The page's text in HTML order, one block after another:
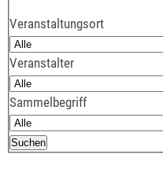
Veranstaltungsort
Veranstalter
Sammelbegriff